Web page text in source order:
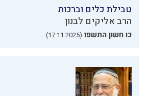
טבילת כלים וברכות
הרב אליקים לבנון
כו חשון התשפו (17.11.2025)